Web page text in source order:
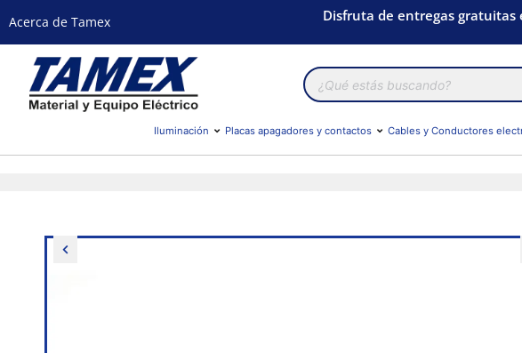
Acerca de Tamex Disfruta de entregas gratuitas
Búsqueda
de
productos
Iluminación Placas apagadores y contactos Cables y Conductores